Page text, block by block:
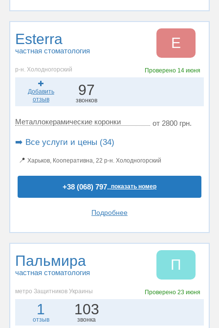
Esterra
частная стоматология E
р-н. Холодногорский Проверено 14 июня
Добавить
отзыв
97
звонков
Металлокерамические коронки от 2800 грн.
➡️ Все услуги и цены (34)
📍 Харьков, Кооперативна, 22 р-н. Холодногорский
+38 (068) 797..показать номер
Подробнее
Пальмира
частная стоматология П
метро Защитников Украины Проверено 23 июня
1
отзыв
103
звонка